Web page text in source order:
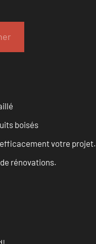
boisés
votre projet.
rénovations.